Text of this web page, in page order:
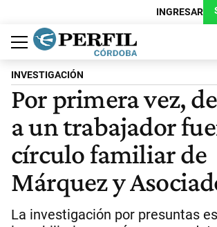
INGRESAR
Política
Economía
Judiciales
Sociedad
Cultura
Espectáculos
Deportes
Protagonistas
INVESTIGACIÓN
Por primera vez,
a un trabajador
círculo familiar de
Márquez y
La investigación por presuntas